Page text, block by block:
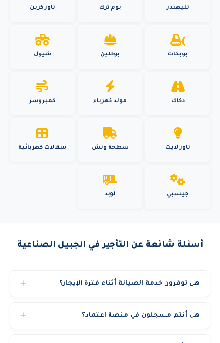
تليهندر بوم ترك تاور كرين
بوبكات بوكلين شيول
دكاك مولد كهرباء كمبروسر
تاور لايت سطحة ونش سقالات كهربائية
جيسبي لوبد
أسئلة شائعة عن التأجير في الجبيل الصناعية
هل توفرون خدمة الصيانة أثناء فترة الإيجار؟
حالة أي عطل، نوفر بديل فوري خلال ساعات لضمان عدم توقف
هل أنتم مسجلون في منصة اعتماد؟